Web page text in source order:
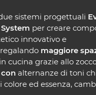
sistemi progettuali
per creare
innovativo e
maggiore
in cucina grazie allo
alternanze di toni
ed essenza,